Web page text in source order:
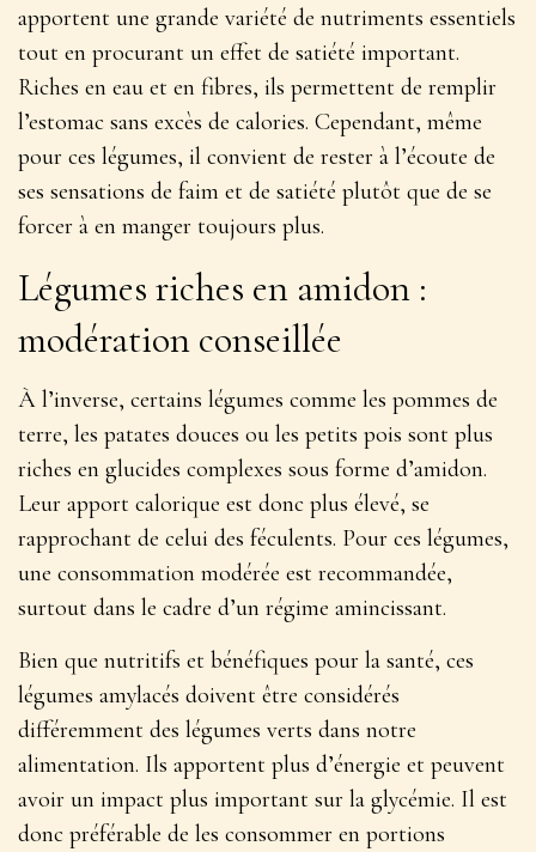
apportent une grande variété de nutriments essentiels
tout en procurant un effet de satiété important.
Riches en eau et en fibres, ils permettent de remplir
l’estomac sans excès de calories. Cependant, même
pour ces légumes, il convient de rester à l’écoute de
ses sensations de faim et de satiété plutôt que de se
forcer à en manger toujours plus.
Légumes riches en amidon :
modération conseillée
À l’inverse, certains légumes comme les pommes de
terre, les patates douces ou les petits pois sont plus
riches en glucides complexes sous forme d’amidon.
Leur apport calorique est donc plus élevé, se
rapprochant de celui des féculents. Pour ces légumes,
une consommation modérée est recommandée,
surtout dans le cadre d’un régime amincissant.
Bien que nutritifs et bénéfiques pour la santé, ces
légumes amylacés doivent être considérés
différemment des légumes verts dans notre
alimentation. Ils apportent plus d’énergie et peuvent
avoir un impact plus important sur la glycémie. Il est
donc préférable de les consommer en portions